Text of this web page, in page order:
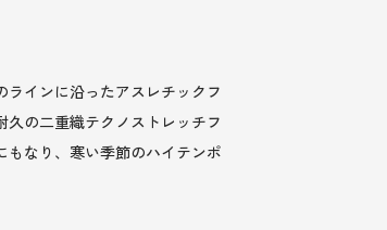
インに沿ったアスレチックフ
の二重織テクノストレッチフ
もなり、寒い季節のハイテンポ